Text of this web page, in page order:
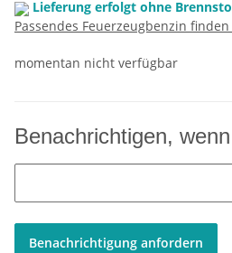
Lieferung erfolgt ohne
Passendes Feuerzeugbenzin
momentan nicht verfügbar
Benachrichtigen,
Benachrichtigung anfordern